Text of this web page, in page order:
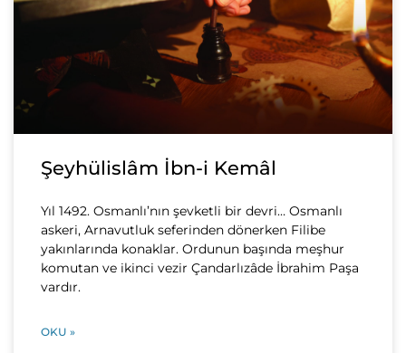
Şeyhülislâm İbn-i Kemâl
Yıl 1492. Osmanlı’nın şevketli bir devri… Osmanlı
askeri, Arnavutluk seferinden dönerken Filibe
yakınlarında konaklar. Ordunun başında meşhur
komutan ve ikinci vezir Çandarlızâde İbrahim Paşa
vardır.
OKU »